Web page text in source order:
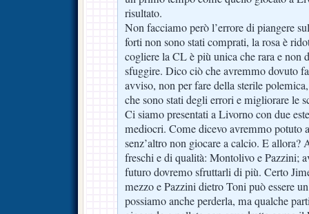
risultato.
Non facciamo però l’errore di piangere
forti non sono stati comprati, la rosa è
cogliere la CL è più unica che rara e non
sfuggire. Dico ciò che avremmo dovuto
avviso, non per fare della sterile
che sono stati degli errori e migliorare le
Ci siamo presentati a Livorno con due
mediocri. Come dicevo avremmo potuto
senz’altro non giocare a calcio. E allora?
freschi e di qualità: Montolivo e Pazzini;
futuro dovremo sfruttarli di più. Certo
mezzo e Pazzini dietro Toni può essere
possiamo anche perderla, ma qualche